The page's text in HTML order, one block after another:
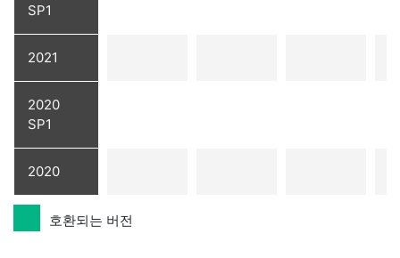
SP1
2021
2020
SP1
2020
호환되는 버전